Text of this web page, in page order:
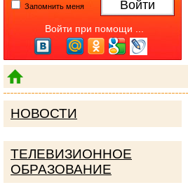
Запомнить меня
Войти при помощи ...
НОВОСТИ
ТЕЛЕВИЗИОННОЕ
ОБРАЗОВАНИЕ